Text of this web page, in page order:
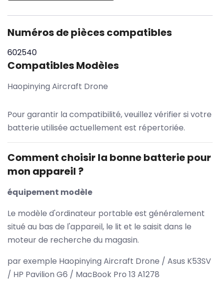
Numéros de pièces compatibles
602540
Compatibles Modèles
Haopinying Aircraft Drone
Pour garantir la compatibilité, veuillez vérifier si votre
batterie utilisée actuellement est répertoriée.
Comment choisir la bonne batterie pour
mon appareil ?
équipement modèle
Le modèle d'ordinateur portable est généralement
situé au bas de l'appareil, le lit et le saisit dans le
moteur de recherche du magasin.
par exemple Haopinying Aircraft Drone / Asus K53SV
/ HP Pavilion G6 / MacBook Pro 13 A1278